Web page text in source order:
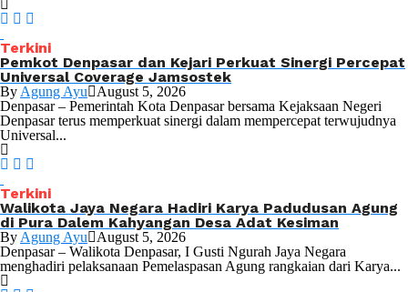
Terkini
Pemkot Denpasar dan Kejari Perkuat Sinergi Percepat
Universal Coverage Jamsostek
By Agung Ayu
August 5, 2026
Denpasar – Pemerintah Kota Denpasar bersama Kejaksaan Negeri
Denpasar terus memperkuat sinergi dalam mempercepat terwujudnya
Universal...
Terkini
Walikota Jaya Negara Hadiri Karya Padudusan Agung
di Pura Dalem Kahyangan Desa Adat Kesiman
By Agung Ayu
August 5, 2026
Denpasar – Walikota Denpasar, I Gusti Ngurah Jaya Negara
menghadiri pelaksanaan Pemelaspasan Agung rangkaian dari Karya...